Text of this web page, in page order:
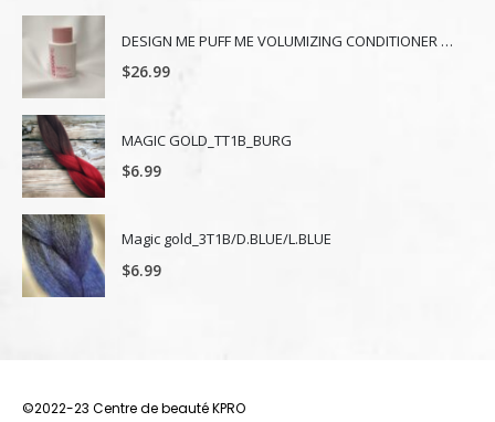
DESIGN ME PUFF ME VOLUMIZING CONDITIONER 300 ml
$26.99
MAGIC GOLD_TT1B_BURG
$6.99
Magic gold_3T1B/D.BLUE/L.BLUE
$6.99
©2022-23 Centre de beauté KPRO